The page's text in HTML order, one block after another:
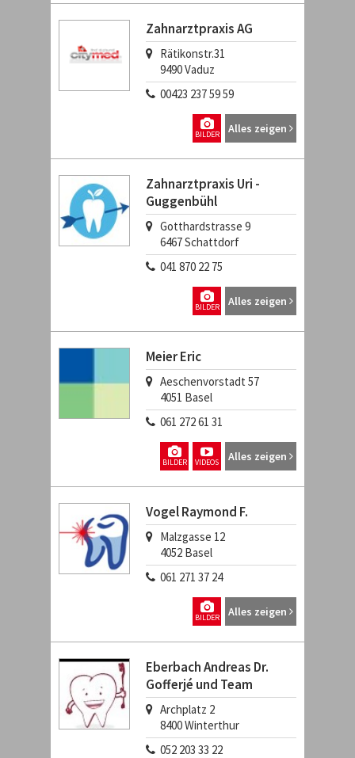
Zahnarztpraxis AG
Rätikonstr.31
9490Vaduz
00423 237 59 59
Alles zeigen
BILDER
Zahnarztpraxis Uri -
Guggenbühl
Gotthardstrasse 9
6467Schattdorf
041 870 22 75
Alles zeigen
BILDER
Meier Eric
Aeschenvorstadt 57
4051 Basel
061 272 61 31
Alles zeigen
VIDEOS
BILDER
Vogel Raymond F.
Malzgasse 12
4052 Basel
061 271 37 24
Alles zeigen
BILDER
Eberbach Andreas Dr.
Gofferjé und Team
Archplatz 2
8400Winterthur
052 203 33 22